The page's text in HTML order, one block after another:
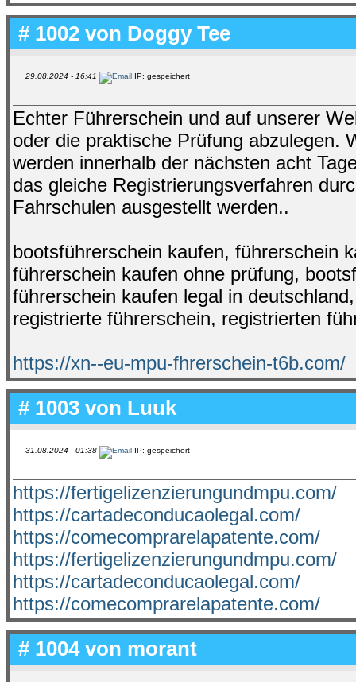
# 1002 von Doggy Tee
29.08.2024 - 16:41 IP: gespeichert
Echter Führerschein und auf unserer
oder die praktische Prüfung abzulegen.
werden innerhalb der nächsten acht
das gleiche Registrierungsverfahren
Fahrschulen ausgestellt werden..
bootsführerschein kaufen, führerschein
führerschein kaufen ohne prüfung,
führerschein kaufen legal in
registrierte führerschein, registrierten
https://xn--eu-mpu-fhrerschein-t6b.com/
# 1003 von Luuk
31.08.2024 - 01:38 IP: gespeichert
https://fertigelizenzierungundmpu.com/
https://cartadeconducaolegal.com/
https://comecomprarelapatente.com/
https://fertigelizenzierungundmpu.com/
https://cartadeconducaolegal.com/
https://comecomprarelapatente.com/
# 1004 von morant